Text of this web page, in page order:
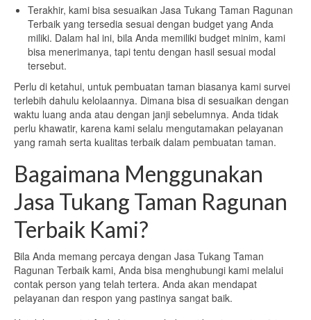
Terakhir, kami bisa sesuaikan Jasa Tukang Taman Ragunan
Terbaik yang tersedia sesuai dengan budget yang Anda
miliki. Dalam hal ini, bila Anda memiliki budget minim, kami
bisa menerimanya, tapi tentu dengan hasil sesuai modal
tersebut.
Perlu di ketahui, untuk pembuatan taman biasanya kami survei
terlebih dahulu kelolaannya. Dimana bisa di sesuaikan dengan
waktu luang anda atau dengan janji sebelumnya. Anda tidak
perlu khawatir, karena kami selalu mengutamakan pelayanan
yang ramah serta kualitas terbaik dalam pembuatan taman.
Bagaimana Menggunakan
Jasa Tukang Taman Ragunan
Terbaik Kami?
Bila Anda memang percaya dengan Jasa Tukang Taman
Ragunan Terbaik kami, Anda bisa menghubungi kami melalui
contak person yang telah tertera. Anda akan mendapat
pelayanan dan respon yang pastinya sangat baik.